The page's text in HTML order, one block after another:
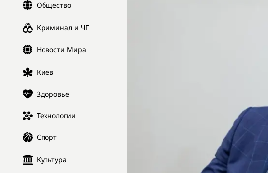
Общество
Криминал и ЧП
Новости Мира
Киев
Здоровье
Технологии
Спорт
Культура